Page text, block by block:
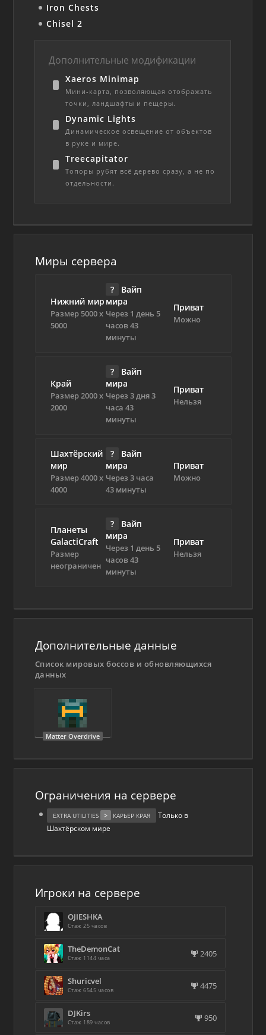
Iron Chests
Chisel 2
Дополнительные модификации
Xaeros Minimap
Мини-карта, позволяющая отображать
точки, ландшафты и пещеры.
Dynamic Lights
Динамическое освещение от объектов
в руке и мире.
Treecapitator
Топоры рубят всё дерево сразу, а не по
отдельности.
Миры сервера
Нижний мир
Размер 5000 х
5000
?
Вайп
мира
Через 1 день 5
часов 43
минуты
Приват
Можно
Край
Размер 2000 х
2000
?
Вайп
мира
Через 3 дня 3
часа 43
минуты
Приват
Нельзя
Шахтёрский
мир
Размер 4000 х
4000
?
Вайп
мира
Через 3 часа
43 минуты
Приват
Можно
Планеты
GalactiCraft
Размер
неограничен
?
Вайп
мира
Через 1 день 5
часов 43
минуты
Приват
Нельзя
Дополнительные данные
Список мировых боссов и обновляющихся
данных
Ограничения на сервере
EXTRA UTILITIES > КАРЬЕР КРАЯ
Только в
Шахтёрском мире
Игроки на сервере
OJIESHKA
Стаж 25 часов
TheDemonCat
Стаж 1144 часа 2405
Shuricvel
Стаж 6545 часов 4475
DJKirs
Стаж 189 часов 950